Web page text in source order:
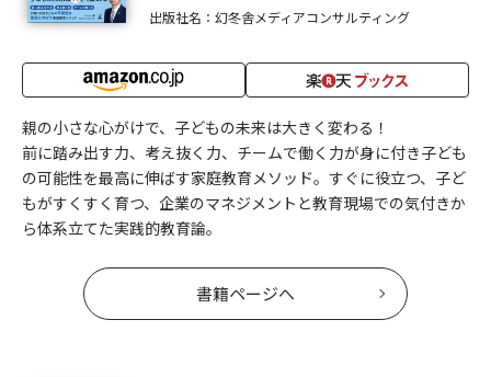
出版社名：幻冬舎メディアコンサルティング
親の小さな心がけで、子どもの未来は大きく変わる！
前に踏み出す力、考え抜く力、チームで働く力が身に付き子ども
の可能性を最高に伸ばす家庭教育メソッド。すぐに役立つ、子ど
もがすくすく育つ、企業のマネジメントと教育現場での気付きか
ら体系立てた実践的教育論。
書籍ページへ